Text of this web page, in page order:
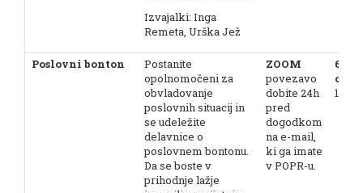
Izvajalki: Inga
Remeta, Urška Jež
Poslovni bonton
Postanite
opolnomočeni za
obvladovanje
poslovnih situacij in
se udeležite
delavnice o
poslovnem bontonu.
Da se boste v
prihodnje lažje
ZOOM
povezavo
dobite 24h
pred
dogodkom
na e-mail,
ki ga imate
v POPR-u.
6. 7.
ob
16.00